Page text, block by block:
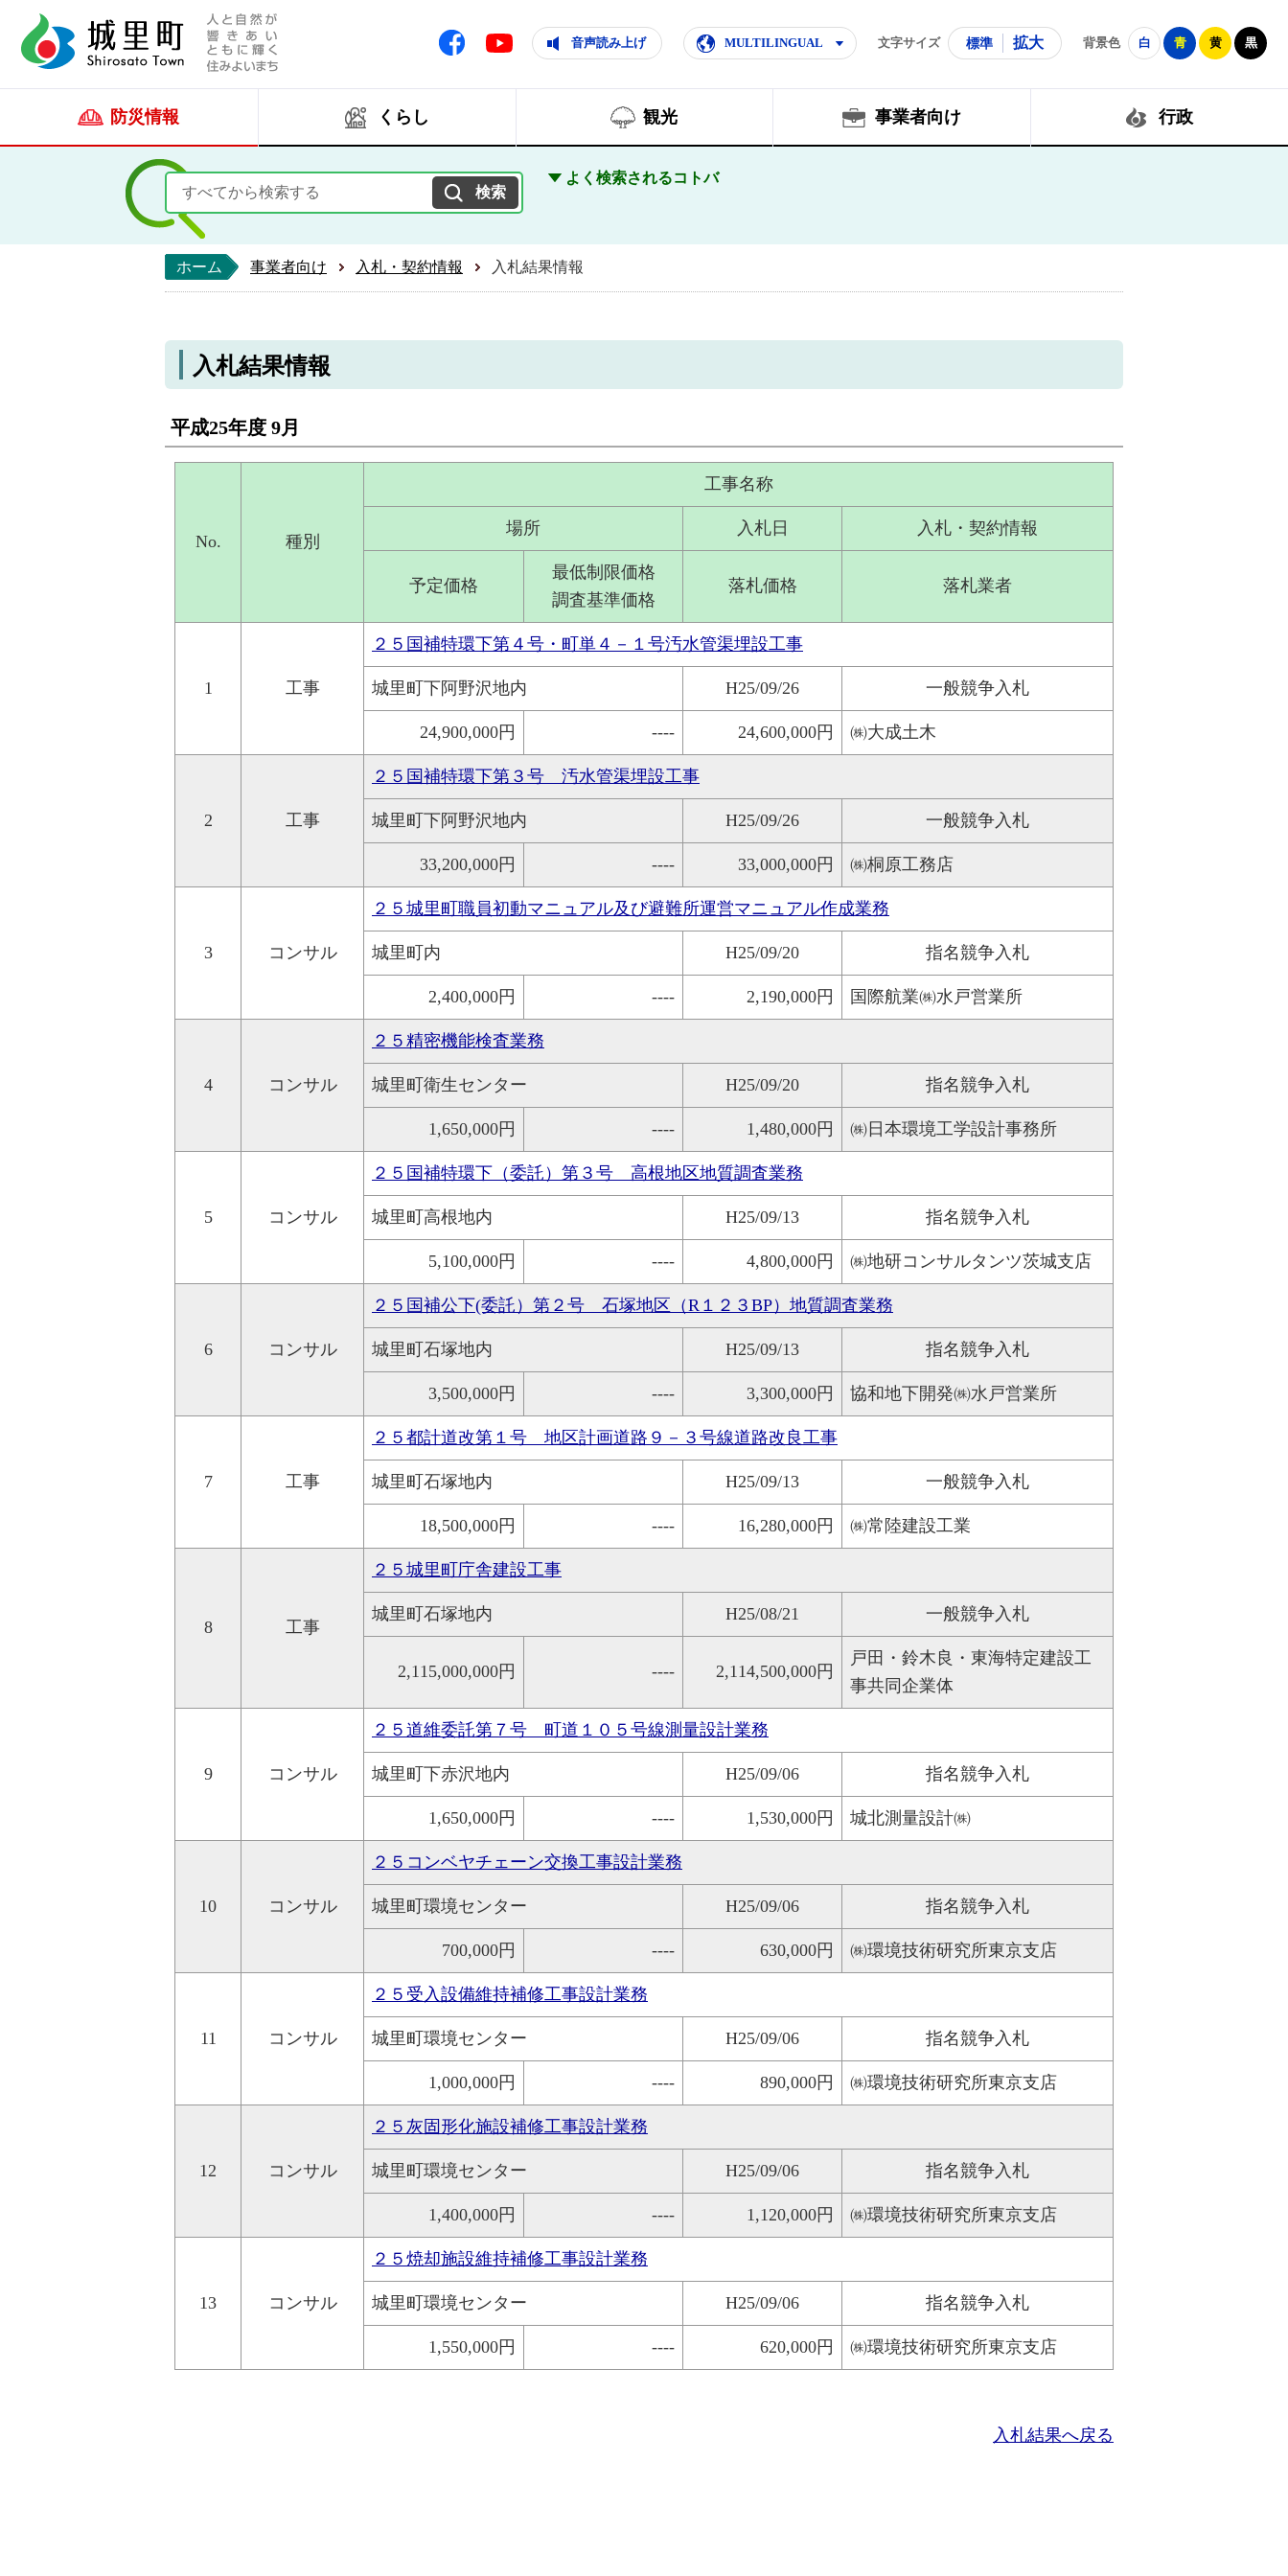
人と自然が響きあいともに輝く住みよいまち
Facebook Youtube 音声読み上げ MULTILINGUAL 文字サイズ 標準 拡大 背景色 白 青 黄 黒
防災情報 くらし 観光 事業者向け 行政
よく検索されるコトバ
ホーム 事業者向け 入札・契約情報 入札結果情報
入札結果情報
平成25年度 9月
No. 種別
工事名称
場所 入札日 入札・契約情報
予定価格
最低制限価格
調査基準価格
落札価格 落札業者
1 工事
２５国補特環下第４号・町単４－１号汚水管渠埋設工事
城里町下阿野沢地内 H25/09/26 一般競争入札
24,900,000円 ---- 24,600,000円 ㈱大成土木
2 工事
２５国補特環下第３号 汚水管渠埋設工事
城里町下阿野沢地内 H25/09/26 一般競争入札
33,200,000円 ---- 33,000,000円 ㈱桐原工務店
3 コンサル
２５城里町職員初動マニュアル及び避難所運営マニュアル作成業務
城里町内 H25/09/20 指名競争入札
2,400,000円 ---- 2,190,000円 国際航業㈱水戸営業所
4 コンサル
２５精密機能検査業務
城里町衛生センター H25/09/20 指名競争入札
1,650,000円 ---- 1,480,000円 ㈱日本環境工学設計事務所
5 コンサル
２５国補特環下（委託）第３号 高根地区地質調査業務
城里町高根地内 H25/09/13 指名競争入札
5,100,000円 ---- 4,800,000円 ㈱地研コンサルタンツ茨城支店
6 コンサル
２５国補公下(委託）第２号 石塚地区（R１２３BP）地質調査業務
城里町石塚地内 H25/09/13 指名競争入札
3,500,000円 ---- 3,300,000円 協和地下開発㈱水戸営業所
7 工事
２５都計道改第１号 地区計画道路９－３号線道路改良工事
城里町石塚地内 H25/09/13 一般競争入札
18,500,000円 ---- 16,280,000円 ㈱常陸建設工業
8 工事
２５城里町庁舎建設工事
城里町石塚地内 H25/08/21 一般競争入札
2,115,000,000円 ---- 2,114,500,000円
戸田・鈴木良・東海特定建設工
事共同企業体
9 コンサル
２５道維委託第７号 町道１０５号線測量設計業務
城里町下赤沢地内 H25/09/06 指名競争入札
1,650,000円 ---- 1,530,000円 城北測量設計㈱
10 コンサル
２５コンベヤチェーン交換工事設計業務
城里町環境センター H25/09/06 指名競争入札
700,000円 ---- 630,000円 ㈱環境技術研究所東京支店
11 コンサル
２５受入設備維持補修工事設計業務
城里町環境センター H25/09/06 指名競争入札
1,000,000円 ---- 890,000円 ㈱環境技術研究所東京支店
12 コンサル
２５灰固形化施設補修工事設計業務
城里町環境センター H25/09/06 指名競争入札
1,400,000円 ---- 1,120,000円 ㈱環境技術研究所東京支店
13 コンサル
２５焼却施設維持補修工事設計業務
城里町環境センター H25/09/06 指名競争入札
1,550,000円 ---- 620,000円 ㈱環境技術研究所東京支店
入札結果へ戻る